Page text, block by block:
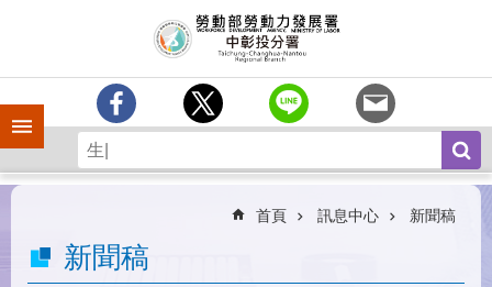
手機側欄
中
分
簡
業
務
首頁 訊息中心 新聞稿
新聞稿